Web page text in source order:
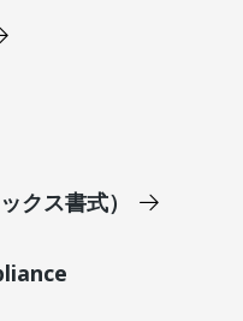
クス書式）